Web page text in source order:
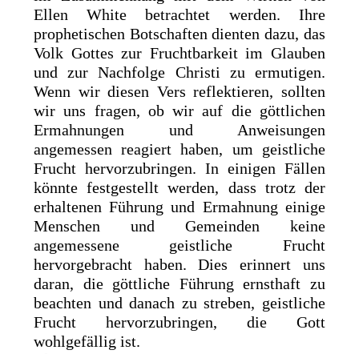
Ellen White betrachtet werden. Ihre
prophetischen Botschaften dienten dazu, das
Volk Gottes zur Fruchtbarkeit im Glauben
und zur Nachfolge Christi zu ermutigen.
Wenn wir diesen Vers reflektieren, sollten
wir uns fragen, ob wir auf die göttlichen
Ermahnungen und Anweisungen
angemessen reagiert haben, um geistliche
Frucht hervorzubringen. In einigen Fällen
könnte festgestellt werden, dass trotz der
erhaltenen Führung und Ermahnung einige
Menschen und Gemeinden keine
angemessene geistliche Frucht
hervorgebracht haben. Dies erinnert uns
daran, die göttliche Führung ernsthaft zu
beachten und danach zu streben, geistliche
Frucht hervorzubringen, die Gott
wohlgefällig ist.